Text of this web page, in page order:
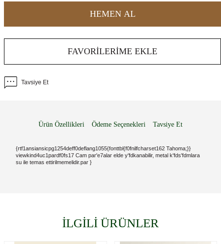
HEMEN AL
FAVORILERIME EKLE
Tavsiye Et
Ürün Özellikleri Ödeme Seçenekleri Tavsiye Et
{rtf1ansiansicpg1254deff0deflang1055{fonttbl{f0fnilfcharset162 Tahoma;}}
viewkind4uc1pardf0fs17 Cam par'e7alar elde y'fdkanabilir, metal k'fds'fdmlara
su ile temas ettirilmemelidir.par }
İLGİLİ ÜRÜNLER